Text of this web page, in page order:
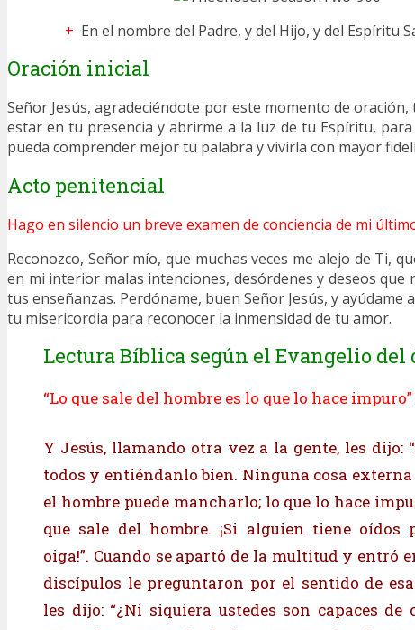
+ En el nombre del Padre, y del Hijo, y del Espíritu
Oración inicial
Señor Jesús, agradeciéndote por este momento de oración,
estar en tu presencia y abrirme a la luz de tu Espíritu,
pueda comprender mejor tu palabra y vivirla con mayor
Acto penitencial
Hago en silencio un breve examen de conciencia de mi
Reconozco, Señor mío, que muchas veces me alejo de Ti,
en mi interior malas intenciones, desórdenes y deseos que
tus enseñanzas. Perdóname, buen Señor Jesús, y ayúdame
tu misericordia para reconocer la inmensidad de tu amor.
Lectura Bíblica según el Evangelio del
“Lo que sale del hombre es lo que lo hace impuro”
Y Jesús, llamando otra vez a la gente, les dijo:
todos y entiéndanlo bien. Ninguna cosa externa
el hombre puede mancharlo; lo que lo hace
que sale del hombre. ¡Si alguien tiene oídos
oiga!”. Cuando se apartó de la multitud y entró
discípulos le preguntaron por el sentido de
les dijo: “¿Ni siquiera ustedes son capaces de